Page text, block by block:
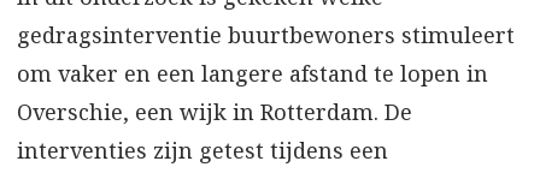
gedragsinterventie buurtbewoners stimuleert
om vaker en een langere afstand te lopen in
Overschie, een wijk in Rotterdam. De
interventies zijn getest tijdens een